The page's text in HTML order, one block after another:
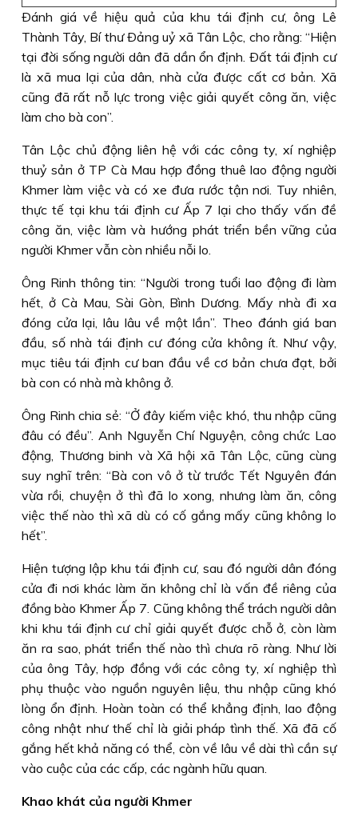
Ðánh giá về hiệu quả của khu tái định cư, ông Lê
Thành Tây, Bí thư Ðảng uỷ xã Tân Lộc, cho rằng: “Hiện
tại đời sống người dân đã dần ổn định. Ðất tái định cư
là xã mua lại của dân, nhà cửa được cất cơ bản. Xã
cũng đã rất nỗ lực trong việc giải quyết công ăn, việc
làm cho bà con”.
Tân Lộc chủ động liên hệ với các công ty, xí nghiệp
thuỷ sản ở TP Cà Mau hợp đồng thuê lao động người
Khmer làm việc và có xe đưa rước tận nơi. Tuy nhiên,
thực tế tại khu tái định cư Ấp 7 lại cho thấy vấn đề
công ăn, việc làm và hướng phát triển bền vững của
người Khmer vẫn còn nhiều nỗi lo.
Ông Rinh thông tin: “Người trong tuổi lao động đi làm
hết, ở Cà Mau, Sài Gòn, Bình Dương. Mấy nhà đi xa
đóng cửa lại, lâu lâu về một lần”. Theo đánh giá ban
đầu, số nhà tái định cư đóng cửa không ít. Như vậy,
mục tiêu tái định cư ban đầu về cơ bản chưa đạt, bởi
bà con có nhà mà không ở.
Ông Rinh chia sẻ: “Ở đây kiếm việc khó, thu nhập cũng
đâu có đều”. Anh Nguyễn Chí Nguyện, công chức Lao
động, Thương binh và Xã hội xã Tân Lộc, cũng cùng
suy nghĩ trên: “Bà con vô ở từ trước Tết Nguyên đán
vừa rồi, chuyện ở thì đã lo xong, nhưng làm ăn, công
việc thế nào thì xã dù có cố gắng mấy cũng không lo
hết”.
Hiện tượng lập khu tái định cư, sau đó người dân đóng
cửa đi nơi khác làm ăn không chỉ là vấn đề riêng của
đồng bào Khmer Ấp 7. Cũng không thể trách người dân
khi khu tái định cư chỉ giải quyết được chỗ ở, còn làm
ăn ra sao, phát triển thế nào thì chưa rõ ràng. Như lời
của ông Tây, hợp đồng với các công ty, xí nghiệp thì
phụ thuộc vào nguồn nguyên liệu, thu nhập cũng khó
lòng ổn định. Hoàn toàn có thể khẳng định, lao động
công nhật như thế chỉ là giải pháp tình thế. Xã đã cố
gắng hết khả năng có thể, còn về lâu về dài thì cần sự
vào cuộc của các cấp, các ngành hữu quan.
Khao khát của người Khmer